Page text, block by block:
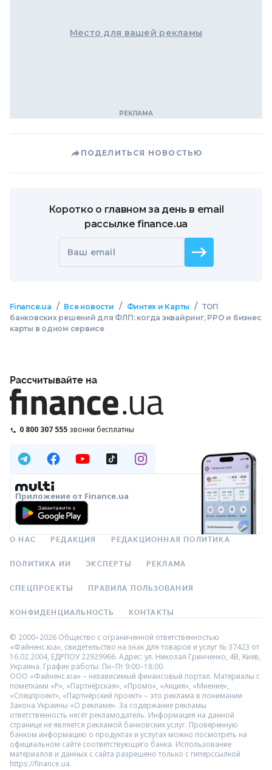
Место для вашей рекламы
ПОДЕЛИТЬСЯ НОВОСТЬЮ
Коротко о главном за день в email
рассылке finance.ua
Ваш email
Finance.ua / Все новости / Финтех и Карты / ТОП
банковских решений для ФЛП: когда эквайринг, РРО и бизнес
карты в одном сервисе
Рассчитывайте на
0 800 307 555 звонки бесплатны
Приложение от Finance.ua
О НАС РЕДАКЦИЯ РЕДАКЦИОННАЯ ПОЛИТИКА
ПОЛИТИКА ИИ ЭКСПЕРТЫ РЕКЛАМА
СПЕЦПРОЕКТЫ ПРАВИЛА ПОЛЬЗОВАНИЯ
КОНФИДЕНЦИАЛЬНОСТЬ КОНТАКТЫ
© 2000–2026 Общество с ограниченной ответственностью
«Файненс.юа», свидетельство на знак для товаров и услуг № 37423 от
16.02.2004, ЕДРПОУ 22929966. Адрес: ул. Николая Гринченко, 4В, Киев,
Украина. График работы: Пн–Пт 9:00–18:00.
ООО «Файненс.юа» – независимый финансовый портал. Материалы с
пометками «Р», «Партнёрская», «Промо», «Акция», «Мнение»,
«Спецпроект», «Партнёрский проект» – это реклама в понимании
Закона Украины «О рекламе». За содержание рекламы
ответственность несёт рекламодатель. Информация на данной
странице не является рекламой банковских услуг. Проверенную
банком информацию о продуктах и услугах можно посмотреть на
официальном сайте соответствующего банка. Использование
материалов и данных с сайта разрешено только с гиперссылкой
https://finance.ua.